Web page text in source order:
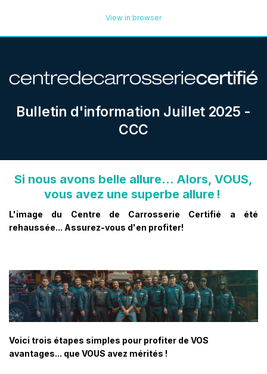
View in browser
Bulletin d'information Juillet 2025 -
CCC
Si nous avons belle allure… Alors, VOUS,
vous avez une superbe allure !
L'image du Centre de Carrosserie Certifié a été
rehaussée... Assurez-vous d'en profiter!
Voici trois étapes simples pour profiter de VOS
avantages... que VOUS avez mérités !